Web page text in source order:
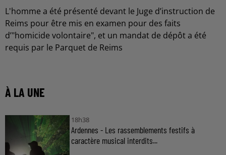
L'homme a été présenté devant le Juge d’instruction de
Reims pour être mis en examen pour des faits
d’"homicide volontaire", et un mandat de dépôt a été
requis par le Parquet de Reims
À LA UNE
18h38
Ardennes - Les rassemblements festifs à
caractère musical interdits...